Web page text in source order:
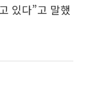
있다”고 말했